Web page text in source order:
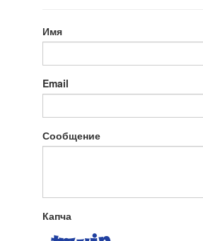
Имя
Email
Сообщение
Капча